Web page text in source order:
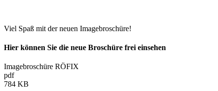
Viel Spaß mit der neuen Imagebroschüre!
Hier können Sie die neue Broschüre frei einsehen
Imagebroschüre RÖFIX
pdf
784 KB